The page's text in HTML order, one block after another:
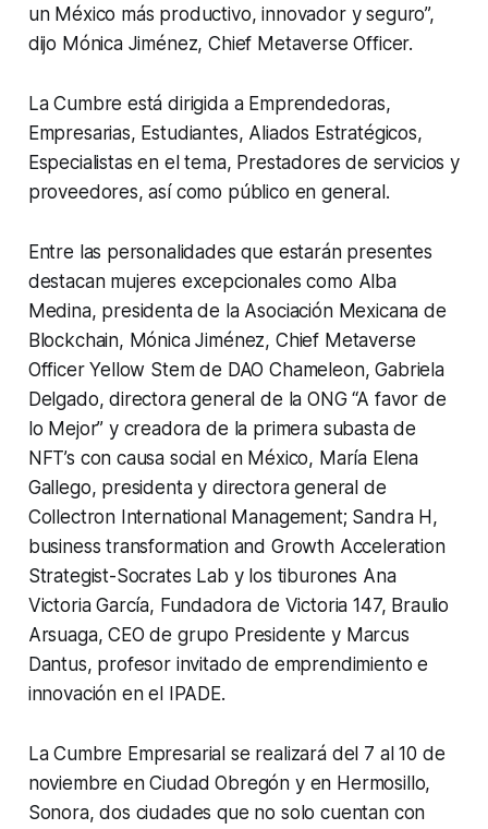
un México más productivo, innovador y seguro”,
dijo Mónica Jiménez, Chief Metaverse Officer.
La Cumbre está dirigida a Emprendedoras,
Empresarias, Estudiantes, Aliados Estratégicos,
Especialistas en el tema, Prestadores de servicios y
proveedores, así como público en general.
Entre las personalidades que estarán presentes
destacan mujeres excepcionales como Alba
Medina, presidenta de la Asociación Mexicana de
Blockchain, Mónica Jiménez, Chief Metaverse
Officer Yellow Stem de DAO Chameleon, Gabriela
Delgado, directora general de la ONG “A favor de
lo Mejor” y creadora de la primera subasta de
NFT’s con causa social en México, María Elena
Gallego, presidenta y directora general de
Collectron International Management; Sandra H,
business transformation and Growth Acceleration
Strategist-Socrates Lab y los tiburones Ana
Victoria García, Fundadora de Victoria 147, Braulio
Arsuaga, CEO de grupo Presidente y Marcus
Dantus, profesor invitado de emprendimiento e
innovación en el IPADE.
La Cumbre Empresarial se realizará del 7 al 10 de
noviembre en Ciudad Obregón y en Hermosillo,
Sonora, dos ciudades que no solo cuentan con